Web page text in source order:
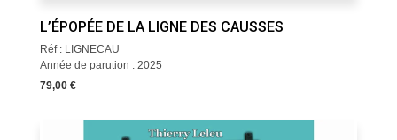
L’ÉPOPÉE DE LA LIGNE DES CAUSSES
Réf : LIGNECAU
Année de parution : 2025
79,00 €